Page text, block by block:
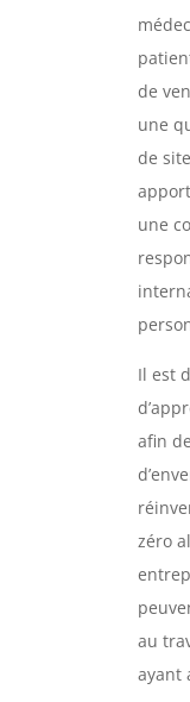
de
une
de
une
Il est
afin
zéro
au
ayant